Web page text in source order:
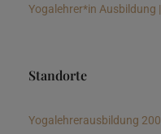
Yogalehrer*in Ausbildung
Standorte
Yogalehrerausbildung